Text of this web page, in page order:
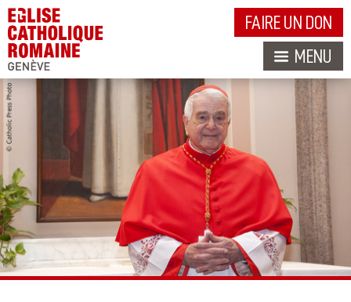
FAIRE UN DON
MENU